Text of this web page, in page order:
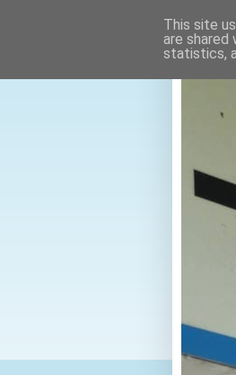
This site
are shared
statistics,